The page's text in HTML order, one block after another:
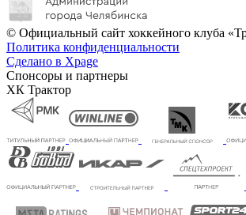
© Официальный сайт хоккейного клуба
Политика конфиденциальности
Сделано в Xpage
Спонсоры и партнеры
ХК Трактор